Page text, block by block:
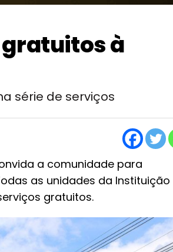
à
série de serviços
a comunidade para
as unidades da Instituição
gratuitos.